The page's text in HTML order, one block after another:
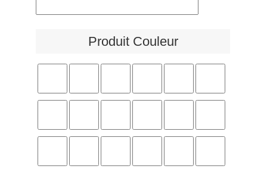
Produit Couleur